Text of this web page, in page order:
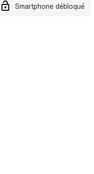
Smartphone débloqué